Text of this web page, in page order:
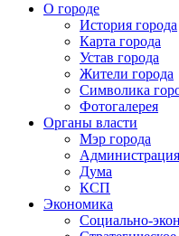
О городе
История города
Карта города
Устав города
Жители города
Символика
Фотогалерея
Органы власти
Мэр города
Администрация
Дума
КСП
Экономика
Социально-